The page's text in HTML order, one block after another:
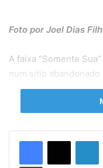
Foto por Joel Dias
A faixa “Somente
num sítio abandonado
https://
viagem para dentro de